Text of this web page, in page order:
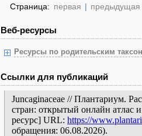
Страница: первая | предыдущая
Веб-ресурсы
Ресурсы по родительским
Ссылки для публикаций
Juncaginaceae // Плантариум.
стран: открытый онлайн атлас
ресурс] URL: https://
обращения: 06.08.2026).